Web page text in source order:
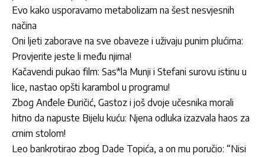
Evo kako usporavamo metabolizam na šest nesvjesnih
načina
Oni ljeti zaborave na sve obaveze i uživaju punim plućima:
Provjerite jeste li među njima!
Kačavendi pukao film: Sas*la Munji i Stefani surovu istinu u
lice, nastao opšti karambol u programu!
Zbog Anđele Đuričić, Gastoz i još dvoje učesnika morali
hitno da napuste Bijelu kuću: Njena odluka izazvala haos za
crnim stolom!
Leo bankrotirao zbog Dade Topića, a on mu poručio: “Nisi